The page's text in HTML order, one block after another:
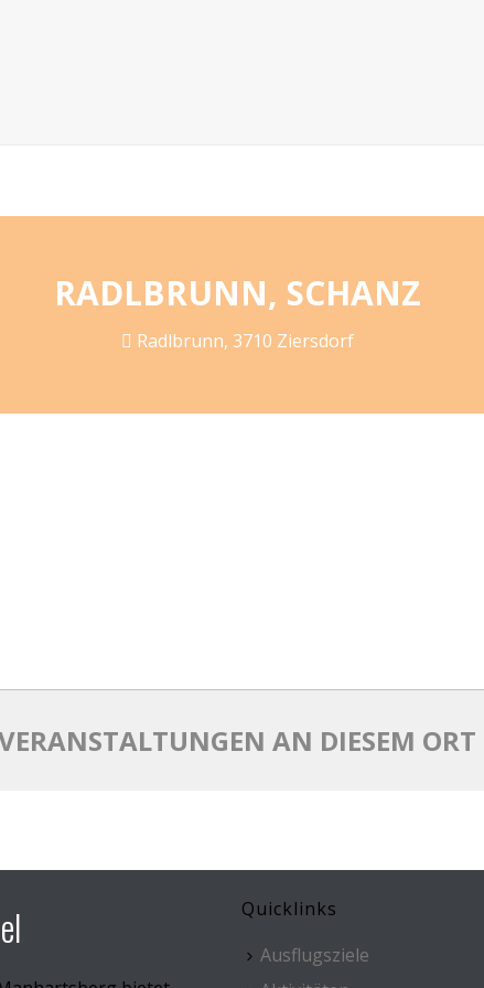
RADLBRUNN, SCHANZ
Radlbrunn, 3710 Ziersdorf
AN DIESEM ORT
Quicklinks
Ausflugsziele